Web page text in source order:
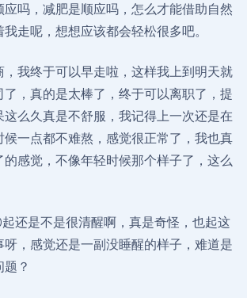
吗，减肥是顺应吗，怎么才能借助自然
走呢，想想应该都会轻松很多吧。
，我终于可以早走啦，这样我上到明天就
，真的是太棒了，终于可以离职了，提
么久真是不舒服，我记得上一次还是在
候一点都不难熬，感觉很正常了，我也真
的感觉，不像年轻时候那个样子了，这么
还是不是很清醒啊，真是奇怪，也起这
，感觉还是一副没睡醒的样子，难道是
？